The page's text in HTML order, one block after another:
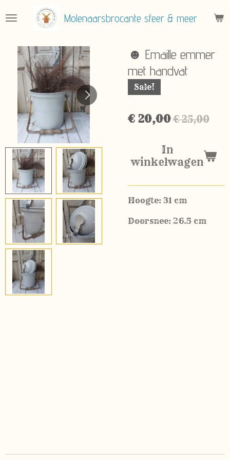
direct
hoofdinhoud
Molenaarsbrocante sfeer & meer
☻ Emaille emmer
met handvat
Sale!
€ 20,00€ 25,00
In
winkelwagen
Hoogte: 31 cm
Doorsnee: 26.5 cm